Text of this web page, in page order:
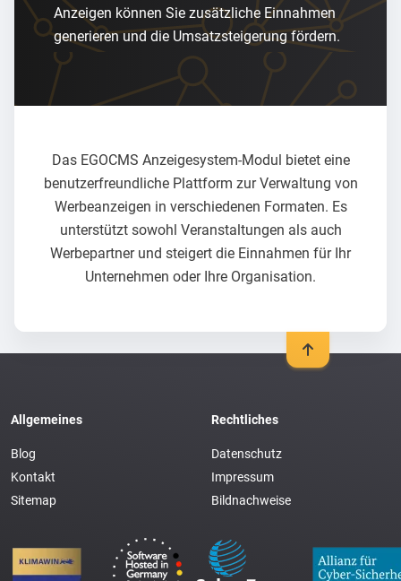
Anzeigen können Sie zusätzliche Einnahmen
generieren und die Umsatzsteigerung fördern.
Das EGOCMS Anzeigesystem-Modul bietet eine
benutzerfreundliche Plattform zur Verwaltung von
Werbeanzeigen in verschiedenen Formaten. Es
unterstützt sowohl Veranstaltungen als auch
Werbepartner und steigert die Einnahmen für Ihr
Unternehmen oder Ihre Organisation.
Allgemeines
Blog
Kontakt
Sitemap
Rechtliches
Datenschutz
Impressum
Bildnachweise